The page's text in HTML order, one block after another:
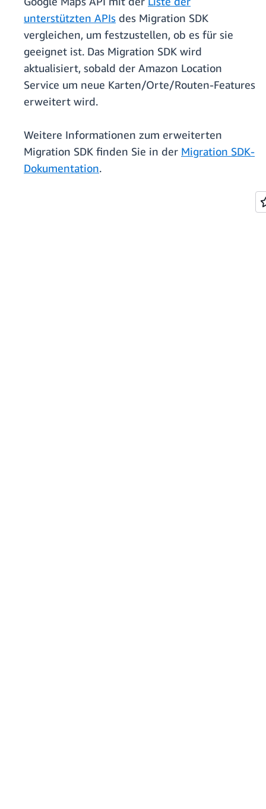
unterstützten APIs des Migration SDK
vergleichen, um festzustellen, ob es für sie
geeignet ist. Das Migration SDK wird
aktualisiert, sobald der Amazon Location
Service um neue Karten/Orte/Routen-Features
erweitert wird.
Weitere Informationen zum erweiterten
Migration SDK finden Sie in der Migration SDK-
Dokumentation.